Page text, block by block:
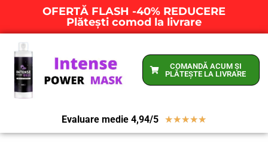
OFERTĂ FLASH -40% REDUCERE
Plătești comod la livrare
COMANDĂ ACUM ȘI
PLĂTEȘTE LA LIVRARE
Evaluare medie 4,94/5 ★★★★★